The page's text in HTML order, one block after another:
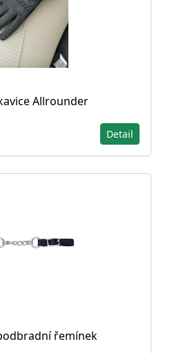
Allrounder
Detail
řemínek